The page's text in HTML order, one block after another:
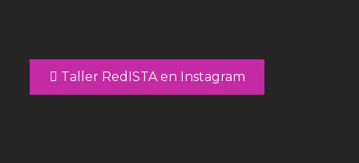
Taller RedISTA en Instagram